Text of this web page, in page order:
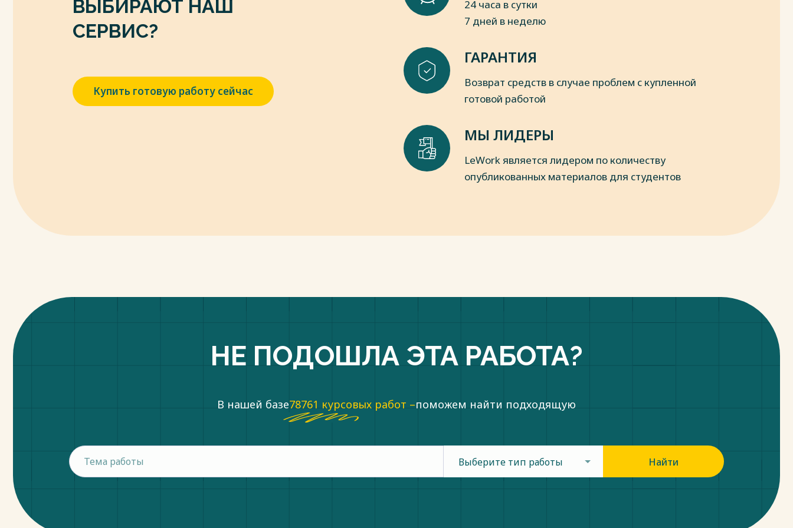
9. Ковалев В.В. Корпоративные финансы и учет. Понятия, алгоритмы,
показатели / В.В. Ковалев, Вит.В. Ковалев. – М.: Проспект, 2019. – 343 c.
10. Корпоративная социальная ответственность: учебник / М.А. Эскиндаров [и
11. Корпоративное управление в схемах и таблицах : учебное пособие /
коллектив авторов ; под ред. М.А. Эскиндарова, И.Ю. Беляевой. – М. : Кнорус,
2019.- 116 с.
ВЫБИРАЮТ НАШ
СЕРВИС?
Купить готовую работу сейчас
24 часа в сутки
7 дней в неделю
ГАРАНТИЯ
Возврат средств в случае проблем с купленной
готовой работой
МЫ ЛИДЕРЫ
LeWork является лидером по количеству
опубликованных материалов для студентов
НЕ ПОДОШЛА ЭТА РАБОТА?
В нашей базе78761 курсовых работ –поможем найти подходящую
Выберите тип работы Найти